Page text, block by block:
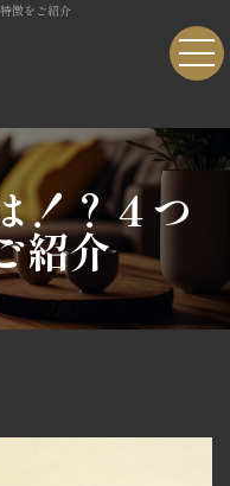
徴をご紹介
！？４つ
紹介